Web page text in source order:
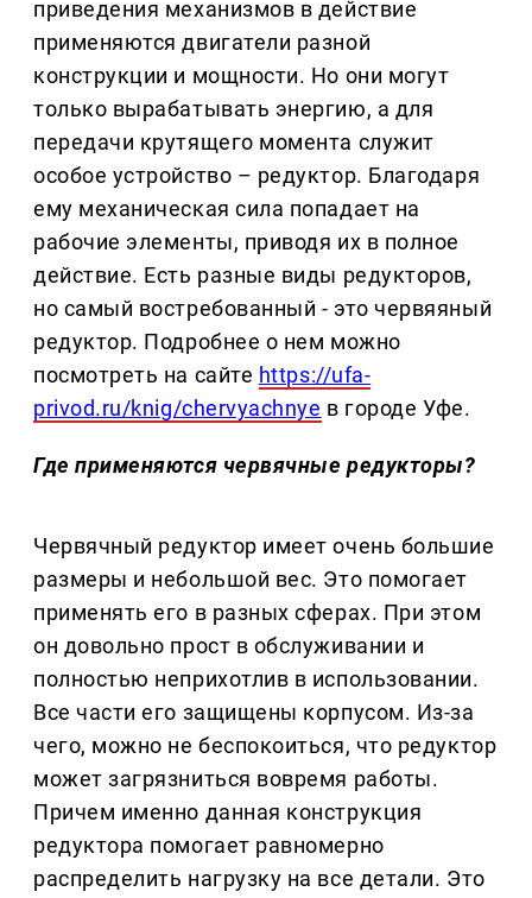
приведения механизмов в действие
применяются двигатели разной
конструкции и мощности. Но они могут
только вырабатывать энергию, а для
передачи крутящего момента служит
особое устройство – редуктор. Благодаря
ему механическая сила попадает на
рабочие элементы, приводя их в полное
действие. Есть разные виды редукторов,
но самый востребованный - это червяяный
редуктор. Подробнее о нем можно
посмотреть на сайте https://ufa-
privod.ru/knig/chervyachnye в городе Уфе.
Где применяются червячные редукторы?
Червячный редуктор имеет очень большие
размеры и небольшой вес. Это помогает
применять его в разных сферах. При этом
он довольно прост в обслуживании и
полностью неприхотлив в использовании.
Все части его защищены корпусом. Из-за
чего, можно не беспокоиться, что редуктор
может загрязниться вовремя работы.
Причем именно данная конструкция
редуктора помогает равномерно
распределить нагрузку на все детали. Это